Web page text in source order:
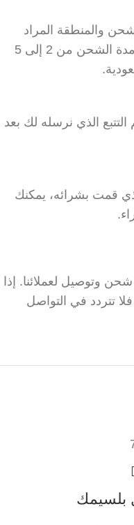
والمنطقة المراد
التوصيل إليها. بشكل عام، تستغرق مدة الشحن من 2 إلى 5
الذي نرسله لك بعد
قمت بشرائه، يمكنك
وتوصيل لعملائنا. إذا
تتردد في التواصل
بلسيمك